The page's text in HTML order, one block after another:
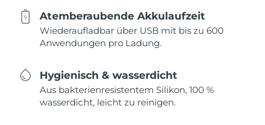
Atemberaubende Akkulaufzeit
Wiederaufladbar über USB mit bis zu 600
Anwendungen pro Ladung.
Hygienisch & wasserdicht
Aus bakterienresistentem Silikon, 100 %
wasserdicht, leicht zu reinigen.